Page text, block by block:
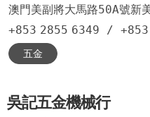
澳門美副將大馬路50A號新
+853 2855 6349 / +853
五金
吳記五金機械行